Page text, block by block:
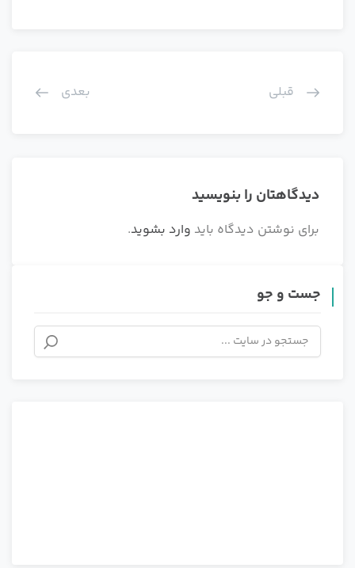
قبلی بعدی
دیدگاهتان را بنویسید
برای نوشتن دیدگاه باید وارد بشوید.
جست و جو